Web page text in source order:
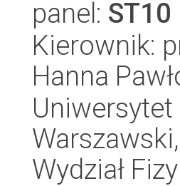
panel: ST10
Kierownik:
Hanna
Uniwersytet
Warszawski,
Wydział